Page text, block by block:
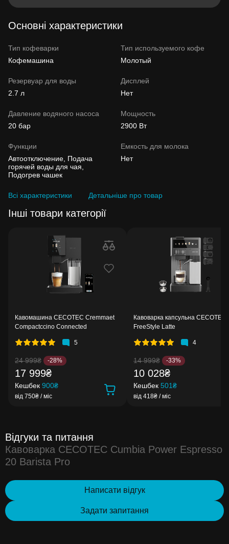
Основні характеристики
Тип кофеварки
Кофемашина
Тип используемого кофе
Молотый
Резервуар для воды
2.7 л
Дисплей
Нет
Давление водяного насоса
20 бар
Мощность
2900 Вт
Функции
Автоотключение, Подача
горячей воды для чая,
Подогрев чашек
Емкость для молока
Нет
Всі характеристики Детальніше про товар
Інші товари категорії
Кавомашина CECOTEC Cremmaet
Compactccino Connected
5
24 999₴ -28%
17 999₴
Кешбек 900₴
від 750₴ / міс
Кавоварка капсульна CECOTEC
FreeStyle Latte
4
14 999₴ -33%
10 028₴
Кешбек 501₴
від 418₴ / міс
Відгуки та питання
Кавоварка CECOTEC Cumbia Power Espresso
20 Barista Pro
Написати відгук
Задати запитання